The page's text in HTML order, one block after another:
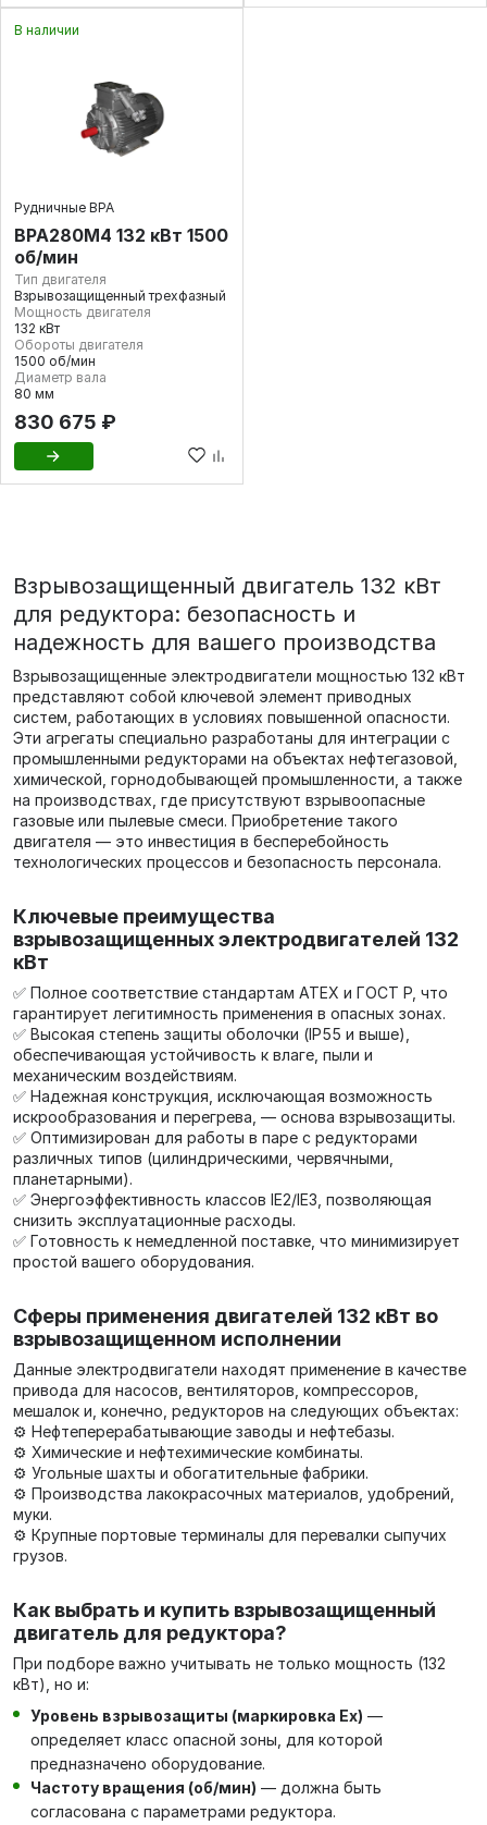
В наличии
Рудничные ВРА
ВРА280М4 132 кВт 1500
об/мин
Тип двигателя
Взрывозащищенный трехфазный
Мощность двигателя
132 кВт
Обороты двигателя
1500 об/мин
Диаметр вала
80 мм
830 675 ₽
Взрывозащищенный двигатель 132 кВт
для редуктора: безопасность и
надежность для вашего производства
Взрывозащищенные электродвигатели мощностью 132 кВт
представляют собой ключевой элемент приводных
систем, работающих в условиях повышенной опасности.
Эти агрегаты специально разработаны для интеграции с
промышленными редукторами на объектах нефтегазовой,
химической, горнодобывающей промышленности, а также
на производствах, где присутствуют взрывоопасные
газовые или пылевые смеси. Приобретение такого
двигателя — это инвестиция в бесперебойность
технологических процессов и безопасность персонала.
Ключевые преимущества
взрывозащищенных электродвигателей 132
кВт
✅ Полное соответствие стандартам ATEX и ГОСТ Р, что
гарантирует легитимность применения в опасных зонах.
✅ Высокая степень защиты оболочки (IP55 и выше),
обеспечивающая устойчивость к влаге, пыли и
механическим воздействиям.
✅ Надежная конструкция, исключающая возможность
искрообразования и перегрева, — основа взрывозащиты.
✅ Оптимизирован для работы в паре с редукторами
различных типов (цилиндрическими, червячными,
планетарными).
✅ Энергоэффективность классов IE2/IE3, позволяющая
снизить эксплуатационные расходы.
✅ Готовность к немедленной поставке, что минимизирует
простой вашего оборудования.
Сферы применения двигателей 132 кВт во
взрывозащищенном исполнении
Данные электродвигатели находят применение в качестве
привода для насосов, вентиляторов, компрессоров,
мешалок и, конечно, редукторов на следующих объектах:
⚙️ Нефтеперерабатывающие заводы и нефтебазы.
⚙️ Химические и нефтехимические комбинаты.
⚙️ Угольные шахты и обогатительные фабрики.
⚙️ Производства лакокрасочных материалов, удобрений,
муки.
⚙️ Крупные портовые терминалы для перевалки сыпучих
грузов.
Как выбрать и купить взрывозащищенный
двигатель для редуктора?
При подборе важно учитывать не только мощность (132
кВт), но и:
Уровень взрывозащиты (маркировка Ex) —
определяет класс опасной зоны, для которой
предназначено оборудование.
Частоту вращения (об/мин) — должна быть
согласована с параметрами редуктора.